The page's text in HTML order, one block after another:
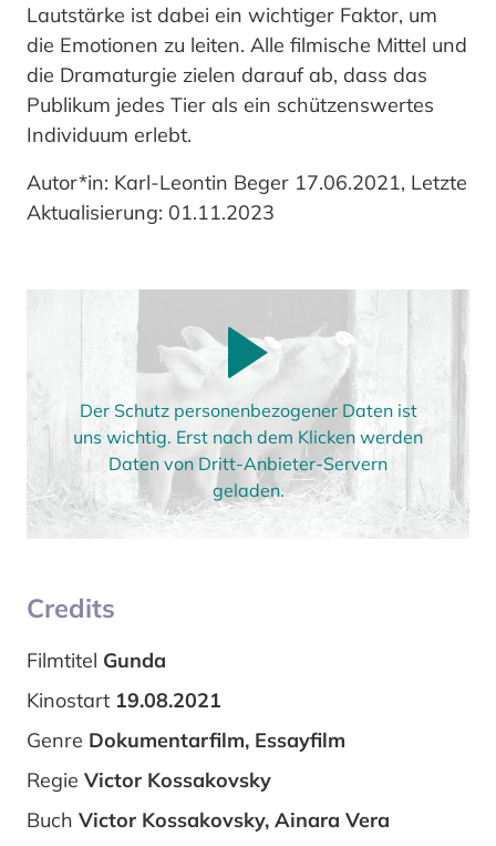
Lautstärke ist dabei ein wichtiger Faktor, um
die Emotionen zu leiten. Alle filmische Mittel und
die Dramaturgie zielen darauf ab, dass das
Publikum jedes Tier als ein schützenswertes
Individuum erlebt.
Autor*in: Karl-Leontin Beger 17.06.2021, Letzte
Aktualisierung: 01.11.2023
Der Schutz personenbezogener Daten ist
uns wichtig. Erst nach dem Klicken werden
Daten von Dritt-Anbieter-Servern
geladen.
Credits
Filmtitel Gunda
Kinostart 19.08.2021
Genre Dokumentarfilm, Essayfilm
Regie Victor Kossakovsky
Buch Victor Kossakovsky, Ainara Vera